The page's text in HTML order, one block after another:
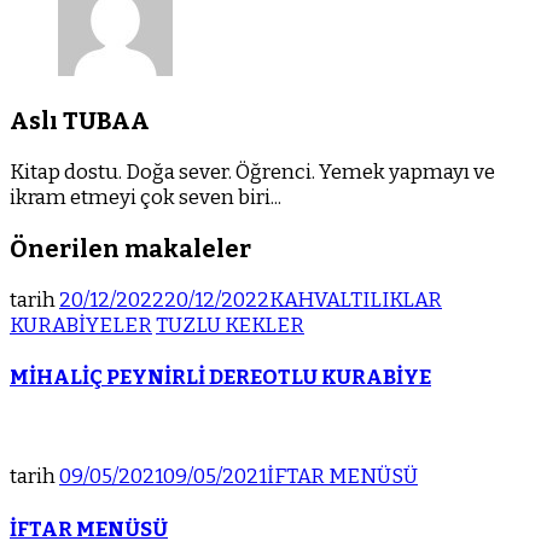
Aslı TUBAA
Kitap dostu. Doğa sever. Öğrenci. Yemek yapmayı ve
ikram etmeyi çok seven biri...
Önerilen makaleler
tarih20/12/202220/12/2022KAHVALTILIKLAR
KURABİYELERTUZLU KEKLER
MİHALİÇ PEYNİRLİ DEREOTLU KURABİYE
tarih09/05/202109/05/2021İFTAR MENÜSÜ
İFTAR MENÜSÜ